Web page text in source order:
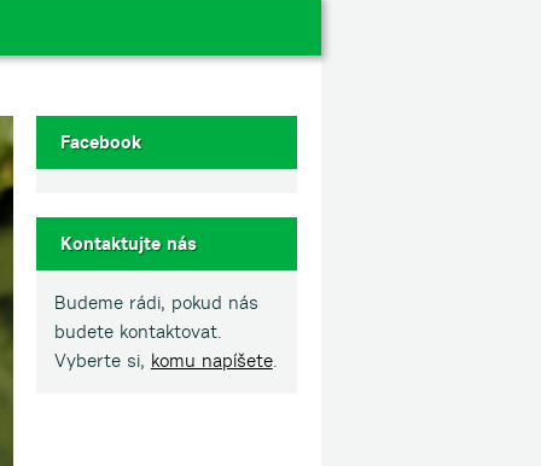
Facebook
Kontaktujte nás
Budeme rádi, pokud nás
budete kontaktovat.
Vyberte si, komu napíšete.